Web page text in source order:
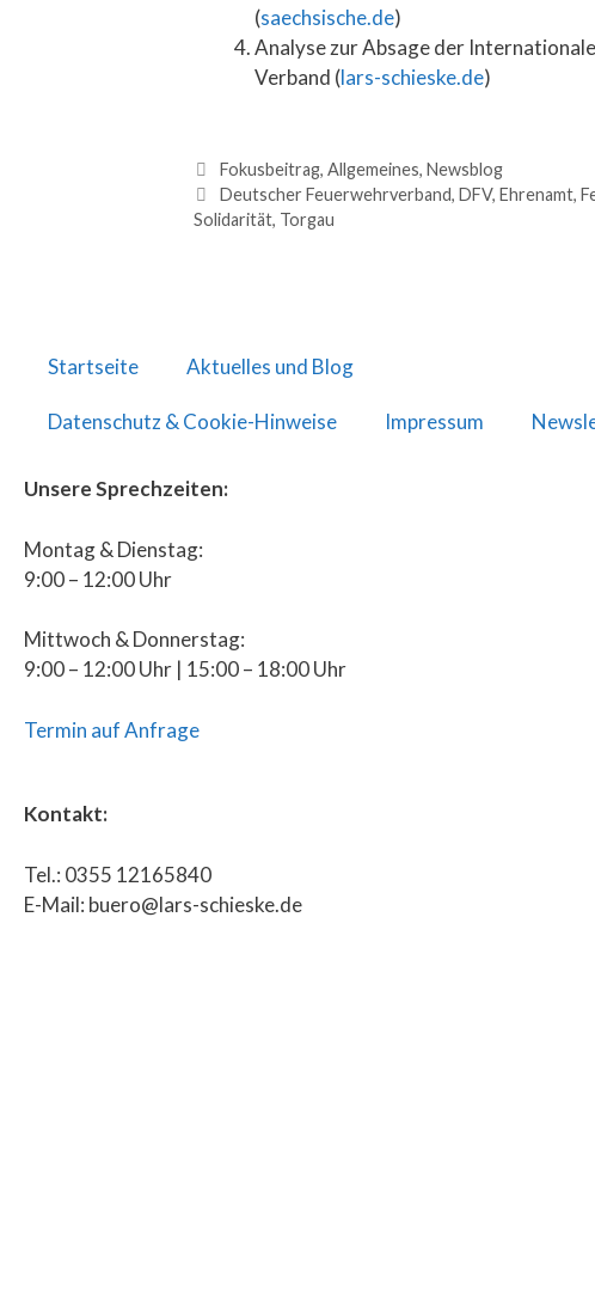
(saechsische.de)
Analyse zur Absage der
Verband (lars-schieske.de)
Fokusbeitrag, Allgemeines, Newsblog
Deutscher Feuerwehrverband, DFV, Ehrenamt,
Solidarität, Torgau
Startseite Aktuelles und Blog
Datenschutz & Cookie-Hinweise Impressum
Unsere Sprechzeiten:
Montag & Dienstag:
9:00 – 12:00 Uhr
Mittwoch & Donnerstag:
9:00 – 12:00 Uhr | 15:00 – 18:00 Uhr
Termin auf Anfrage
Kontakt:
Tel.: 0355 12165840
E-Mail: buero@lars-schieske.de